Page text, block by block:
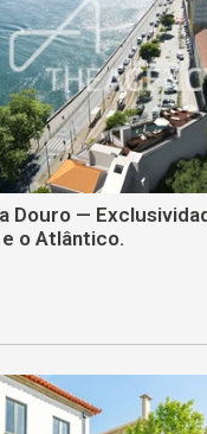
Douro —
o Atlântico.